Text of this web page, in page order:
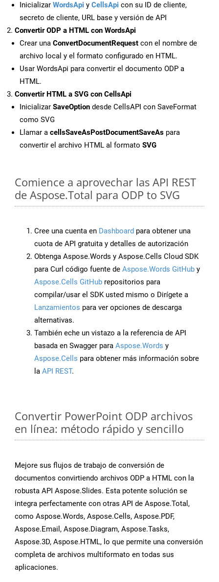
Inicializar WordsApi y CellsApi con su ID de cliente,
secreto de cliente, URL base y versión de API
Convertir ODP a HTML con WordsApi
Crear una ConvertDocumentRequest con el nombre de
archivo local y el formato configurado en HTML.
Usar WordsApi para convertir el documento ODP a
HTML.
Convertir HTML a SVG con CellsApi
Inicializar SaveOption desde CellsAPI con SaveFormat
como SVG
Llamar a cellsSaveAsPostDocumentSaveAs para
convertir el archivo HTML al formato SVG
Comience a aprovechar las API REST
de Aspose.Total para ODP to SVG
Cree una cuenta en Dashboard para obtener una
cuota de API gratuita y detalles de autorización
Obtenga Aspose.Words y Aspose.Cells Cloud SDK
para Curl código fuente de Aspose.Words GitHub y
Aspose.Cells GitHub repositorios para
compilar/usar el SDK usted mismo o Dirígete a
Lanzamientos para ver opciones de descarga
alternativas.
También eche un vistazo a la referencia de API
basada en Swagger para Aspose.Words y
Aspose.Cells para obtener más información sobre
la API REST.
Convertir PowerPoint ODP archivos
en línea: método rápido y sencillo
Mejore sus flujos de trabajo de conversión de
documentos convirtiendo archivos ODP a HTML con la
robusta API Aspose.Slides. Esta potente solución se
integra perfectamente con otras API de Aspose.Total,
como Aspose.Words, Aspose.Cells, Aspose.PDF,
Aspose.Email, Aspose.Diagram, Aspose.Tasks,
Aspose.3D, Aspose.HTML, lo que permite una conversión
completa de archivos multiformato en todas sus
aplicaciones.